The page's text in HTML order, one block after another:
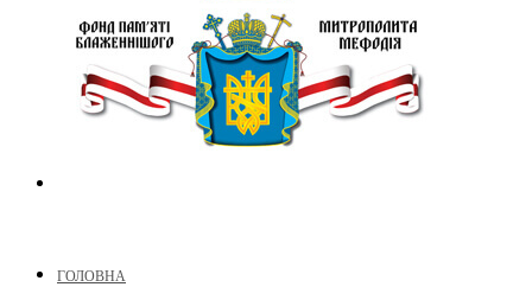
ГОЛОВНА